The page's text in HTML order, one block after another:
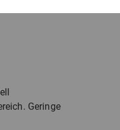
Geringe